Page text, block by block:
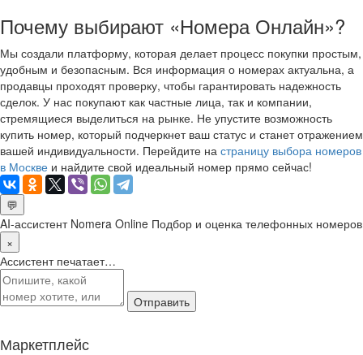
Почему выбирают «Номера Онлайн»?
Мы создали платформу, которая делает процесс покупки простым,
удобным и безопасным. Вся информация о номерах актуальна, а
продавцы проходят проверку, чтобы гарантировать надежность
сделок. У нас покупают как частные лица, так и компании,
стремящиеся выделиться на рынке. Не упустите возможность
купить номер, который подчеркнет ваш статус и станет отражением
вашей индивидуальности. Перейдите на страницу выбора номеров
в Москве и найдите свой идеальный номер прямо сейчас!
💬
AI-ассистент Nomera Online Подбор и оценка телефонных номеров
×
Ассистент печатает…
Отправить
Маркетплейс